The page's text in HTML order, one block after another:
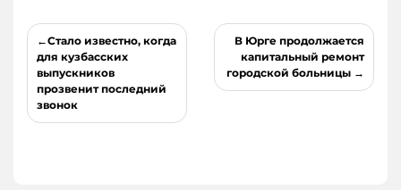
Навигация
по
записям
Стало известно, когда
для кузбасских
выпускников
прозвенит последний
звонок
В Юрге продолжается
капитальный ремонт
городской больницы